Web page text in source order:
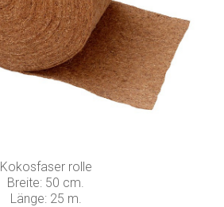
Kokosfaser rolle
Breite: 50 cm.
Länge: 25 m.